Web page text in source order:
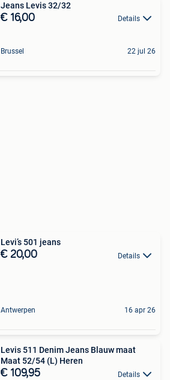
Jeans Levis 32/32
€ 16,00 Details
Brussel 22 jul 26
Levi’s 501 jeans
€ 20,00 Details
Antwerpen 16 apr 26
Levis 511 Denim Jeans Blauw maat
Maat 52/54 (L) Heren
€ 109,95 Details